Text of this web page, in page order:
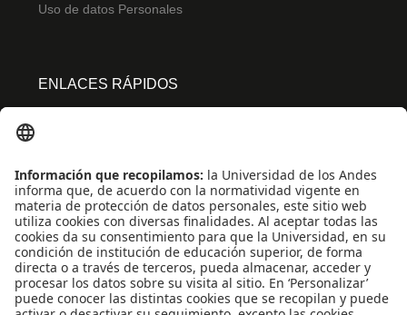
Uso de datos Personales
ENLACES RÁPIDOS
Convivencia y transparencia
Emergencias: Extensión 0000
Eventos destacados
Mapa del Sitio
Multimedia
Noticias
Preguntas frecuentes